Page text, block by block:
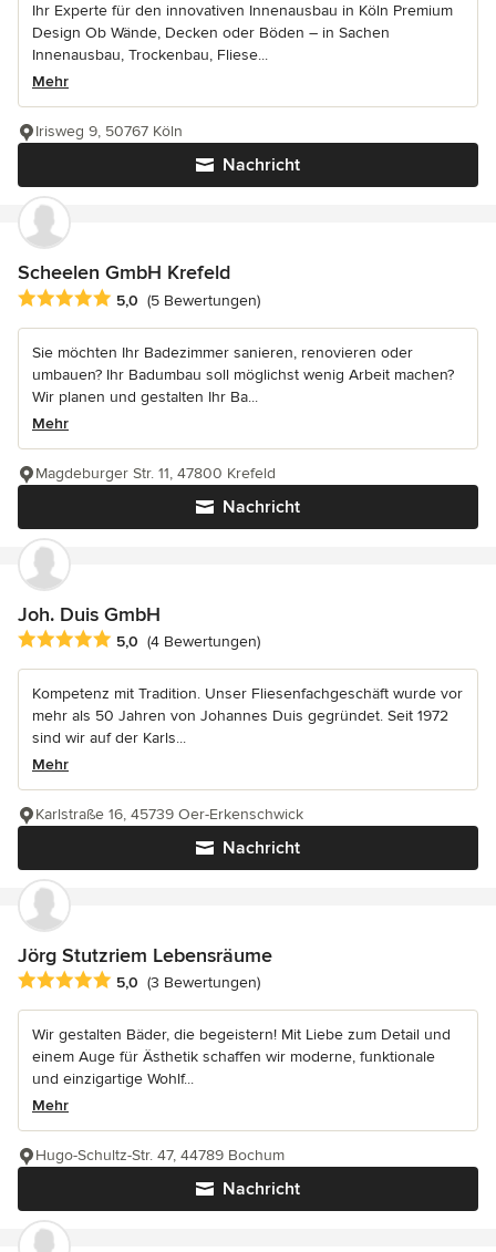
Ihr Experte für den innovativen Innenausbau in Köln Premium
Design Ob Wände, Decken oder Böden – in Sachen
Innenausbau, Trockenbau, Fliese...
Mehr
Nachricht
Irisweg 9, 50767 Köln
Scheelen GmbH Krefeld
Durchschnittliche Bewertung: 5 von 5 Sternen
5,0 (5 Bewertungen)
Sie möchten Ihr Badezimmer sanieren, renovieren oder
umbauen? Ihr Badumbau soll möglichst wenig Arbeit machen?
Wir planen und gestalten Ihr Ba...
Mehr
Nachricht
Magdeburger Str. 11, 47800 Krefeld
Joh. Duis GmbH
Durchschnittliche Bewertung: 5 von 5 Sternen
5,0 (4 Bewertungen)
Kompetenz mit Tradition. Unser Fliesenfachgeschäft wurde vor
mehr als 50 Jahren von Johannes Duis gegründet. Seit 1972
sind wir auf der Karls...
Mehr
Nachricht
Karlstraße 16, 45739 Oer-Erkenschwick
Jörg Stutzriem Lebensräume
Durchschnittliche Bewertung: 5 von 5 Sternen
5,0 (3 Bewertungen)
Wir gestalten Bäder, die begeistern! Mit Liebe zum Detail und
einem Auge für Ästhetik schaffen wir moderne, funktionale
und einzigartige Wohlf...
Mehr
Nachricht
Hugo-Schultz-Str. 47, 44789 Bochum